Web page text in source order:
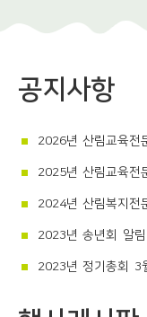
공지사항
2026년 산림교육전
2025년 산림교육전
2024년 산림복지전
2023년 송년회 알림
2023년 정기총회 3